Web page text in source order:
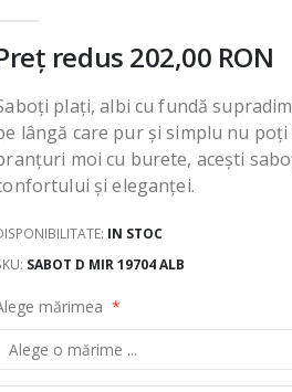
redus 202,00 RON
plați, albi cu fundă
lângă care pur și simplu nu
moi cu burete, acești
și eleganței.
IN STOC
SABOT D MIR 19704 ALB
mărimea